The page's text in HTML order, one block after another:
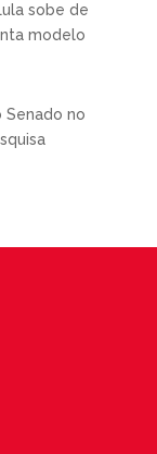
sobe de
modelo
Senado no